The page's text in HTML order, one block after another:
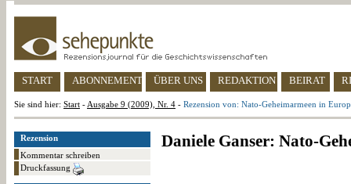
START ABONNEMENT ÜBER UNS REDAKTION BEIRAT
Sie sind hier: Start - Ausgabe 9 (2009), Nr. 4 - Rezension von: Nato-Geheimarmeen in
Rezension
Kommentar schreiben
Druckfassung
Daniele Ganser: Nato-